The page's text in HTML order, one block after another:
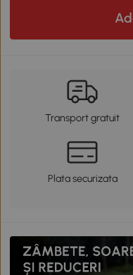
Transport gratuit
Plata securizata